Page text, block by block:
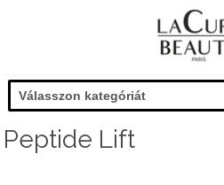
Válasszon kategóriát
Peptide Lift